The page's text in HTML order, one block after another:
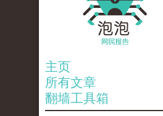
主页
所有文章
翻墙工具箱